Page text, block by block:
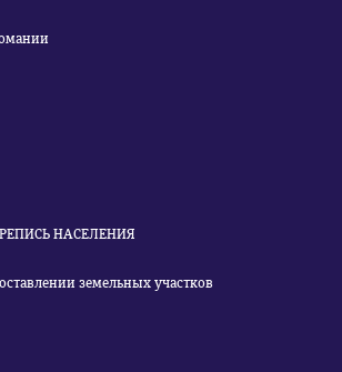
НАСЕЛЕНИЯ
земельных участков